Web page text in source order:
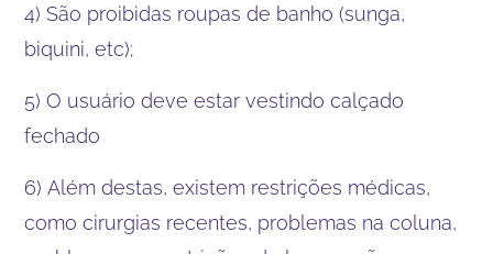
4) São proibidas roupas de banho (sunga,
biquini, etc);
5) O usuário deve estar vestindo calçado
fechado
6) Além destas, existem restrições médicas,
como cirurgias recentes, problemas na coluna,